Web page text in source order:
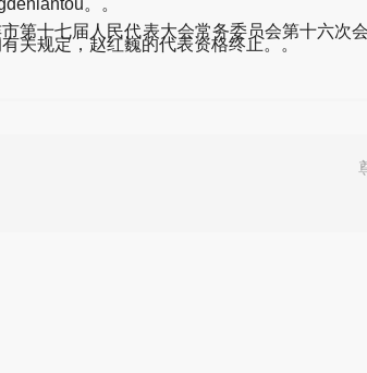
。。
十七届人民代表大会常务委员会第十六次
关规定，赵红巍的代表资格终止。。